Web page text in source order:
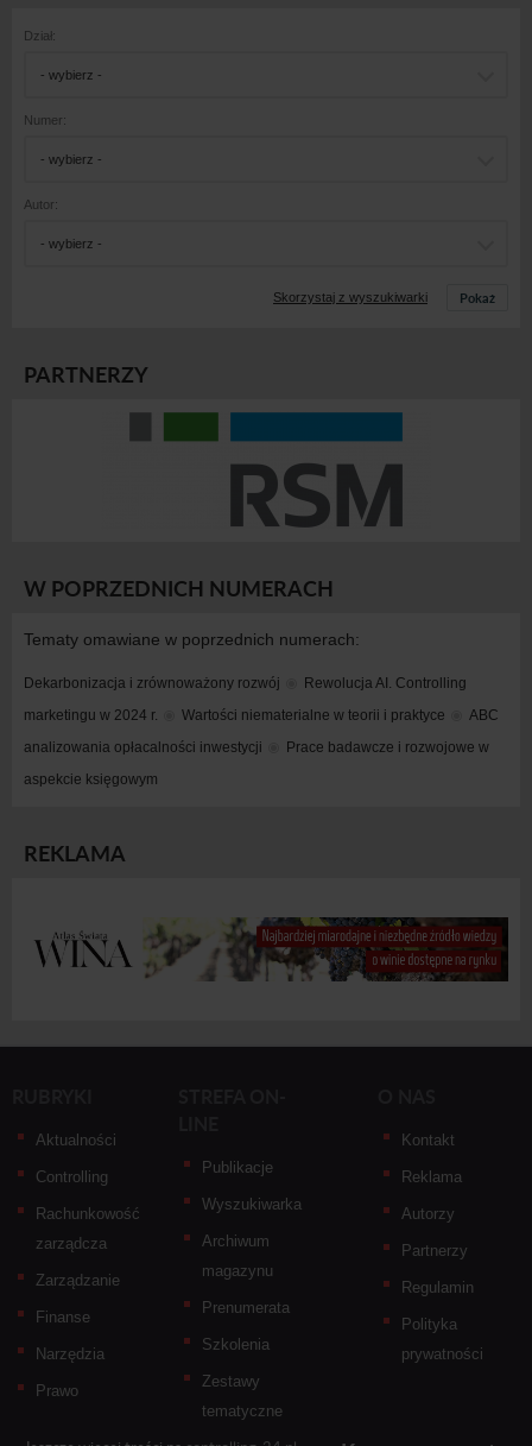
Dział:
- wybierz -
Numer:
- wybierz -
Autor:
- wybierz -
Skorzystaj z wyszukiwarki Pokaż
PARTNERZY
W POPRZEDNICH NUMERACH
Tematy omawiane w poprzednich numerach:
Dekarbonizacja i zrównoważony rozwój
Rewolucja AI. Controlling
marketingu w 2024 r.
Wartości niematerialne w teorii i praktyce
ABC
analizowania opłacalności inwestycji
Prace badawcze i rozwojowe w
aspekcie księgowym
REKLAMA
Aktualności
Controlling
Rachunkowość
zarządcza
Zarządzanie
Finanse
Narzędzia
Prawo
Publikacje
Wyszukiwarka
Archiwum
magazynu
Prenumerata
Szkolenia
Zestawy
tematyczne
Kontakt
Reklama
Autorzy
Partnerzy
Regulamin
Polityka
prywatności